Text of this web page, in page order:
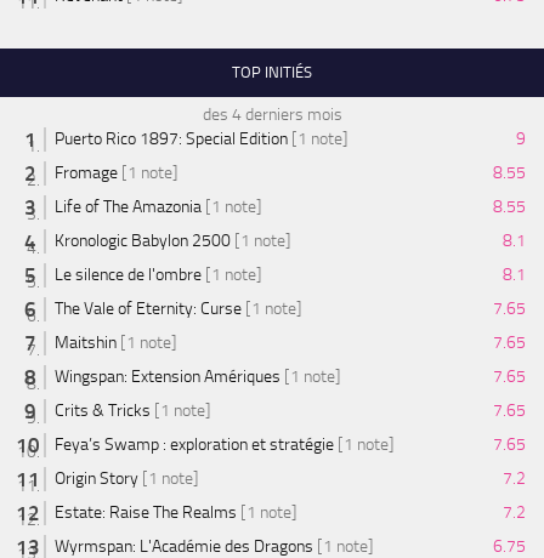
TOP INITIÉS
des 4 derniers mois
Puerto Rico 1897: Special Edition [1 note]
9
Fromage [1 note]
8.55
Life of The Amazonia [1 note]
8.55
Kronologic Babylon 2500 [1 note]
8.1
Le silence de l'ombre [1 note]
8.1
The Vale of Eternity: Curse [1 note]
7.65
Maitshin [1 note]
7.65
Wingspan: Extension Amériques [1 note]
7.65
Crits & Tricks [1 note]
7.65
Feya’s Swamp : exploration et stratégie [1 note]
7.65
Origin Story [1 note]
7.2
Estate: Raise The Realms [1 note]
7.2
Wyrmspan: L'Académie des Dragons [1 note] 6.75